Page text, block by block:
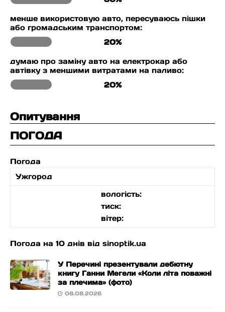
менше використовую авто, пересуваюсь пішки
або громадським транспортом:
20%
думаю про заміну авто на електрокар або
автівку з меншими витратами на паливо:
20%
Опитування
ПОГОДА
Погода
Ужгород
вологість:
тиск:
вітер:
Погода на 10 днів від sinoptik.ua
У Перечині презентували дебютну
книгу Ганни Мегели «Коли літа поважні
за плечима» (фото)
08.08.2026